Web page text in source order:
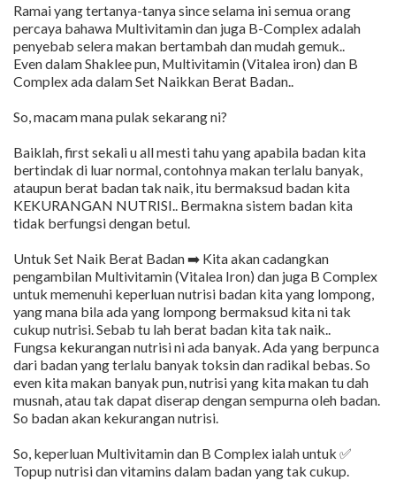
Ramai yang tertanya-tanya since selama ini semua orang
percaya bahawa Multivitamin dan juga B-Complex adalah
penyebab selera makan bertambah dan mudah gemuk..
Even dalam Shaklee pun, Multivitamin (Vitalea iron) dan B
Complex ada dalam Set Naikkan Berat Badan..
So, macam mana pulak sekarang ni?
Baiklah, first sekali u all mesti tahu yang apabila badan kita
bertindak di luar normal, contohnya makan terlalu banyak,
ataupun berat badan tak naik, itu bermaksud badan kita
KEKURANGAN NUTRISI.. Bermakna sistem badan kita
tidak berfungsi dengan betul.
Untuk Set Naik Berat Badan ➡️ Kita akan cadangkan
pengambilan Multivitamin (Vitalea Iron) dan juga B Complex
untuk memenuhi keperluan nutrisi badan kita yang lompong,
yang mana bila ada yang lompong bermaksud kita ni tak
cukup nutrisi. Sebab tu lah berat badan kita tak naik..
Fungsa kekurangan nutrisi ni ada banyak. Ada yang berpunca
dari badan yang terlalu banyak toksin dan radikal bebas. So
even kita makan banyak pun, nutrisi yang kita makan tu dah
musnah, atau tak dapat diserap dengan sempurna oleh badan.
So badan akan kekurangan nutrisi.
So, keperluan Multivitamin dan B Complex ialah untuk ✅
Topup nutrisi dan vitamins dalam badan yang tak cukup.